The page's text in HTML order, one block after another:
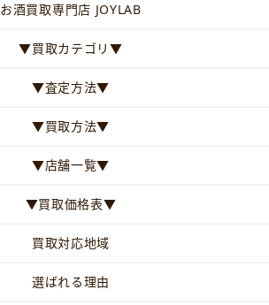
お酒買取専門店 JOYLAB
▼買取カテゴリ▼
▼査定方法▼
▼買取方法▼
▼店舗一覧▼
▼買取価格表▼
買取対応地域
選ばれる理由